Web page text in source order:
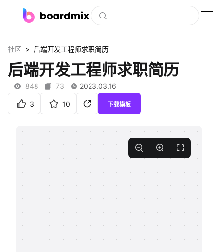
社区资源
下载
私有化部署
知识分享社区
社区 > 后端开发工程师求职简历
后端开发工程师求职简历
848 73 2023.03.16
3 10 下载模板